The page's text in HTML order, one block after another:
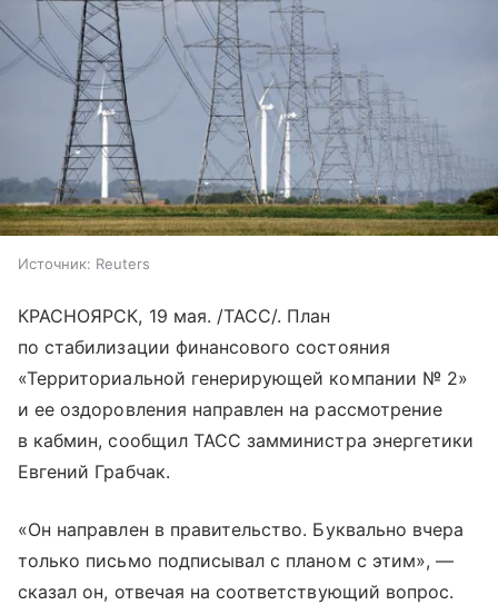
Источник: Reuters
КРАСНОЯРСК, 19 мая. /ТАСС/. План
по стабилизации финансового состояния
«Территориальной генерирующей компании № 2»
и ее оздоровления направлен на рассмотрение
в кабмин, сообщил ТАСС замминистра энергетики
Евгений Грабчак.
«Он направлен в правительство. Буквально вчера
только письмо подписывал с планом с этим», —
сказал он, отвечая на соответствующий вопрос.